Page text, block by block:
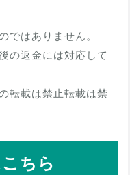
ではありません。
の返金には対応して
転載は禁止転載は禁
ちら